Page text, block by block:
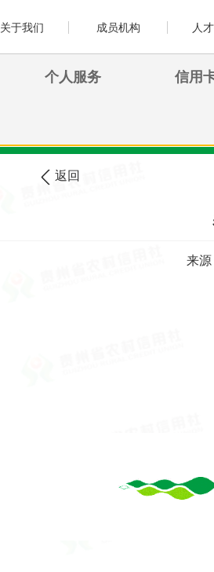
关于我们 成员机构 人
个人服务 信用
返回
来